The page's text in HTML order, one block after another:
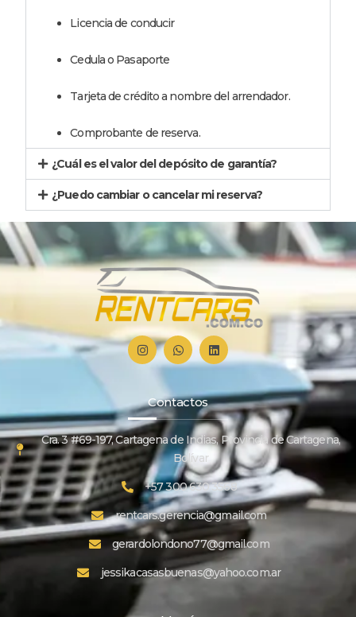
Licencia de conducir
Cedula o Pasaporte
Tarjeta de crédito a nombre del arrendador.
Comprobante de reserva.
¿Cuál es el valor del depósito de garantía?
¿Puedo cambiar o cancelar mi reserva?
Contactos
Cra. 3 #69-197, Cartagena de Indias, Provincia de Cartagena,
Bolívar
+57 300 630 3568
rentcars.gerencia@gmail.com
gerardolondono77@gmail.com
jessikacasasbuenas@yahoo.com.ar